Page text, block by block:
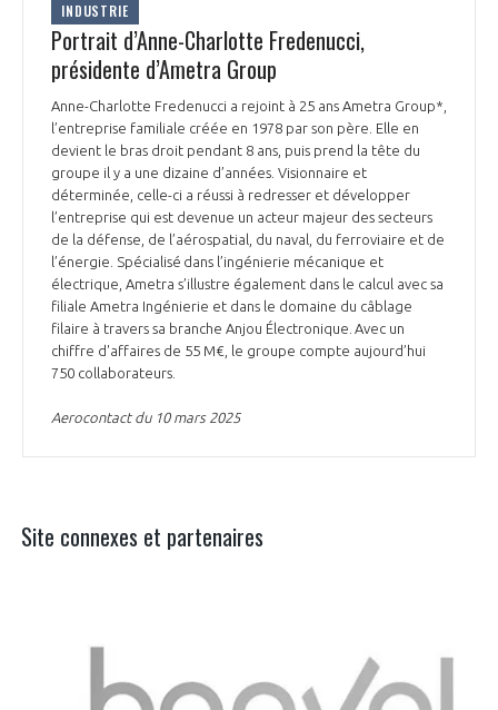
INDUSTRIE
Portrait d’Anne-Charlotte Fredenucci,
présidente d’Ametra Group
Anne-Charlotte Fredenucci a rejoint à 25 ans Ametra Group*,
l’entreprise familiale créée en 1978 par son père. Elle en
devient le bras droit pendant 8 ans, puis prend la tête du
groupe il y a une dizaine d’années. Visionnaire et
déterminée, celle-ci a réussi à redresser et développer
l’entreprise qui est devenue un acteur majeur des secteurs
de la défense, de l’aérospatial, du naval, du ferroviaire et de
l’énergie. Spécialisé dans l’ingénierie mécanique et
électrique, Ametra s’illustre également dans le calcul avec sa
filiale Ametra Ingénierie et dans le domaine du câblage
filaire à travers sa branche Anjou Électronique. Avec un
chiffre d'affaires de 55 M€, le groupe compte aujourd’hui
750 collaborateurs.
Aerocontact du 10 mars 2025
Site connexes et partenaires